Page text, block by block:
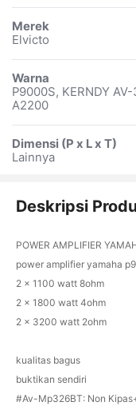
Merek
Elvicto
Warna
P9000S, KERNDY
A2200
Dimensi (P x L x T)
Lainnya
Deskripsi
POWER AMPLIFIER
power amplifier yamaha
2 x 1100 watt 8ohm
2 x 1800 watt 4ohm
2 x 3200 watt 2ohm
kualitas bagus
buktikan sendiri
#Av-Mp326BT: Non